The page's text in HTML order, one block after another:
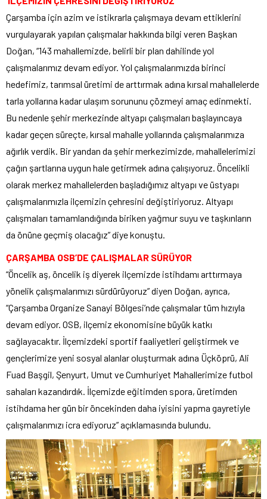
Çarşamba için azim ve istikrarla çalışmaya devam ettiklerini
vurgulayarak yapılan çalışmalar hakkında bilgi veren Başkan
Doğan, “143 mahallemizde, belirli bir plan dahilinde yol
çalışmalarımız devam ediyor. Yol çalışmalarımızda birinci
hedefimiz, tarımsal üretimi de arttırmak adına kırsal mahallelerde
tarla yollarına kadar ulaşım sorununu çözmeyi amaç edinmekti.
Bu nedenle şehir merkezinde altyapı çalışmaları başlayıncaya
kadar geçen süreçte, kırsal mahalle yollarında çalışmalarımıza
ağırlık verdik. Bir yandan da şehir merkezimizde, mahallelerimizi
çağın şartlarına uygun hale getirmek adına çalışıyoruz. Öncelikli
olarak merkez mahallelerden başladığımız altyapı ve üstyapı
çalışmalarımızla ilçemizin çehresini değiştiriyoruz. Altyapı
çalışmaları tamamlandığında biriken yağmur suyu ve taşkınların
da önüne geçmiş olacağız” diye konuştu.
ÇARŞAMBA OSB’DE ÇALIŞMALAR SÜRÜYOR
“Öncelik aş, öncelik iş diyerek ilçemizde istihdamı arttırmaya
yönelik çalışmalarımızı sürdürüyoruz” diyen Doğan, ayrıca,
“Çarşamba Organize Sanayi Bölgesi’nde çalışmalar tüm hızıyla
devam ediyor. OSB, ilçemiz ekonomisine büyük katkı
sağlayacaktır. İlçemizdeki sportif faaliyetleri geliştirmek ve
gençlerimize yeni sosyal alanlar oluşturmak adına Üçköprü, Ali
Fuad Başgil, Şenyurt, Umut ve Cumhuriyet Mahallerimize futbol
sahaları kazandırdık. İlçemizde eğitimden spora, üretimden
istihdama her gün bir öncekinden daha iyisini yapma gayretiyle
çalışmalarımızı icra ediyoruz” açıklamasında bulundu.